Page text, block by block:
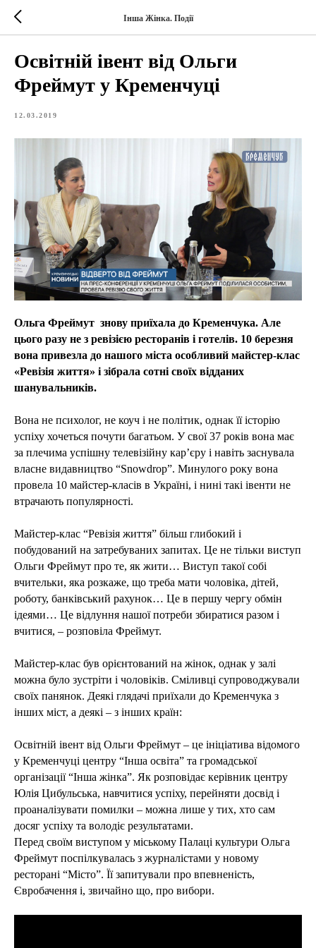
Інша Жінка. Події
Освітній івент від Ольги
Фреймут у Кременчуці
12.03.2019
Ольга Фреймут знову приїхала до Кременчука. Але
цього разу не з ревізією ресторанів і готелів. 10 березня
вона привезла до нашого міста особливий майстер-клас
«Ревізія життя» і зібрала сотні своїх відданих
шанувальників.
Вона не психолог, не коуч і не політик, однак її історію
успіху хочеться почути багатьом. У свої 37 років вона має
за плечима успішну телевізійну кар’єру і навіть заснувала
власне видавництво “Snowdrop”. Минулого року вона
провела 10 майстер-класів в Україні, і нині такі івенти не
втрачають популярності.
Майстер-клас “Ревізія життя” більш глибокий і
побудований на затребуваних запитах. Це не тільки виступ
Ольги Фреймут про те, як жити… Виступ такої собі
вчительки, яка розкаже, що треба мати чоловіка, дітей,
роботу, банківський рахунок… Це в першу чергу обмін
ідеями… Це відлуння нашої потреби збиратися разом і
вчитися, – розповіла Фреймут.
Майстер-клас був орієнтований на жінок, однак у залі
можна було зустріти і чоловіків. Сміливці супроводжували
своїх панянок. Деякі глядачі приїхали до Кременчука з
інших міст, а деякі – з інших країн:
Освітній івент від Ольги Фреймут – це ініціатива відомого
у Кременчуці центру “Інша освіта” та громадської
організації “Інша жінка”. Як розповідає керівник центру
Юлія Цибульська, навчитися успіху, перейняти досвід і
проаналізувати помилки – можна лише у тих, хто сам
досяг успіху та володіє результатами.
Перед своїм виступом у міському Палаці культури Ольга
Фреймут поспілкувалась з журналістами у новому
ресторані “Місто”. Її запитували про впевненість,
Євробачення і, звичайно що, про вибори.